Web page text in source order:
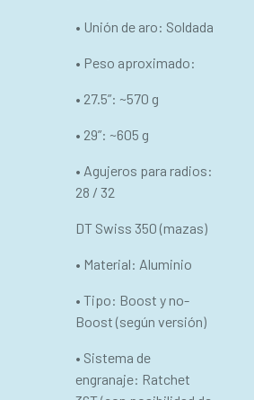
• Unión de aro: Soldada
• Peso aproximado:
• 27.5”: ~570 g
• 29”: ~605 g
• Agujeros para radios:
28 / 32
DT Swiss 350 (mazas)
• Material: Aluminio
• Tipo: Boost y no-
Boost (según versión)
• Sistema de
engranaje: Ratchet